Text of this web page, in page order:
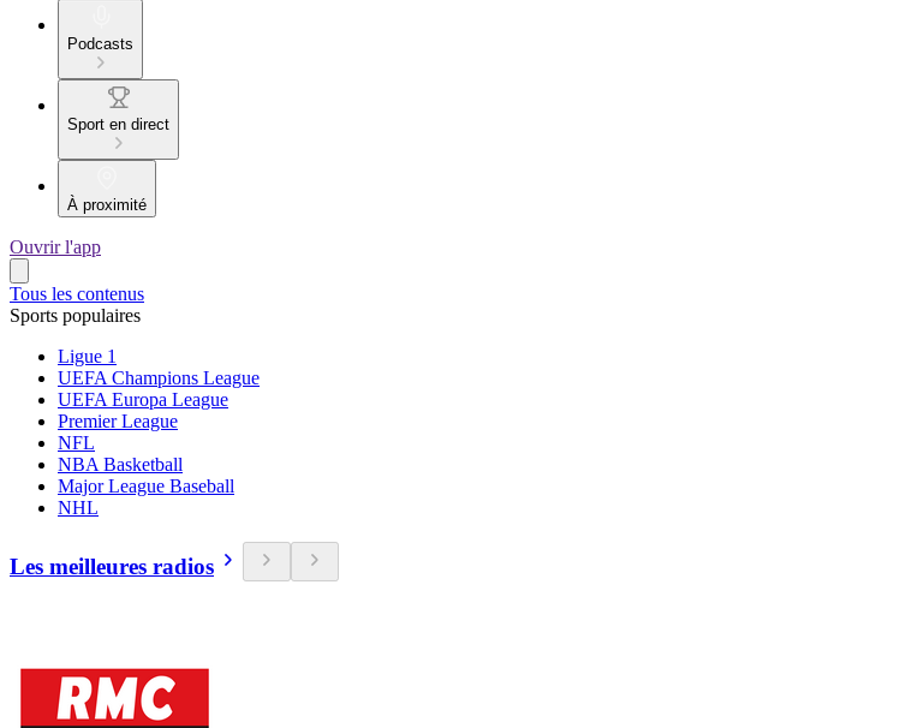
Podcasts
Sport en direct
À proximité
Ouvrir l'app
Tous les contenus
Sports populaires
Ligue 1
UEFA Champions League
UEFA Europa League
Premier League
NFL
NBA Basketball
Major League Baseball
NHL
Les meilleures radios